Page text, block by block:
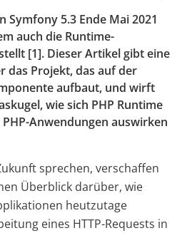
Symfony 5.3 Ende Mai 2021
auch die Runtime-
[1]. Dieser Artikel gibt eine
das Projekt, das auf der
aufbaut, und wirft
wie sich PHP Runtime
Anwendungen auswirken
sprechen, verschaffen
Überblick darüber, wie
heutzutage
eines HTTP-Requests in